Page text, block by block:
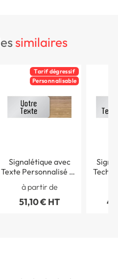
similaires
Tarif dégressif
Personnalisable
Signalétique avec
Texte Personnalisé en
Bois et Aluminium -
Gamme Wood®
Dimension H 50 x L
à partir de
51,10 € HT
50